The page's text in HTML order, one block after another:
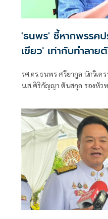
'ธนพร' ชี้หากพรรค
เขียว' เท่ากับทำลา
รศ.ดร.ธนพร ศรียากูล นักวิเค
น.ส.ศิริกัญญา ตันสกุล รองหัว
พรรคภูมิใจไทย ก็จำเป็นต้อ